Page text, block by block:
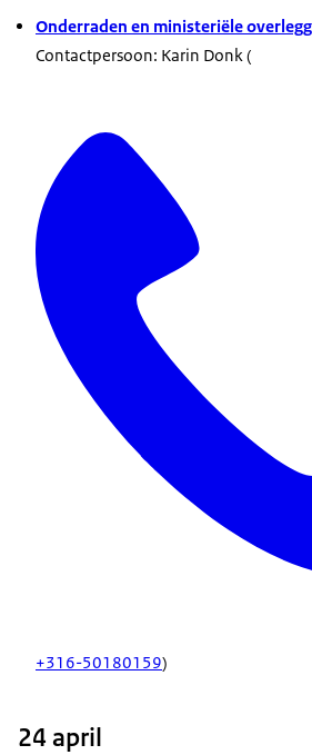
Onderraden en ministeriële
Contactpersoon: Karin Donk (
+316-50180159)
24 april